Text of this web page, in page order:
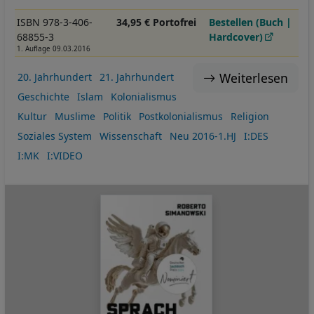
ISBN 978-3-406-
68855-3
1. Auflage 09.03.2016
34,95 € Portofrei
Bestellen (Buch |
Hardcover)
Weiterlesen
20. Jahrhundert
21. Jahrhundert
Geschichte
Islam
Kolonialismus
Kultur
Muslime Politik Postkolonialismus
Religion
Soziales System
Wissenschaft Neu 2016-1.HJ
I:DES
I:MK
I:VIDEO